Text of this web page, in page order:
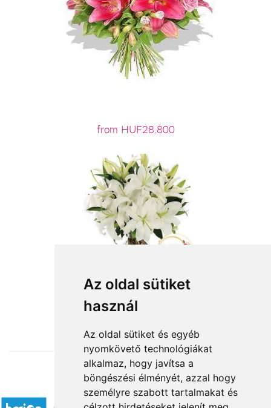
Az oldal sütiket
használ
Az oldal sütiket és egyéb
nyomkövető technológiákat
alkalmaz, hogy javítsa a
böngészési élményét, azzal hogy
személyre szabott tartalmakat és
from HUF28,800
from HUF4,400
Accepted payment methods